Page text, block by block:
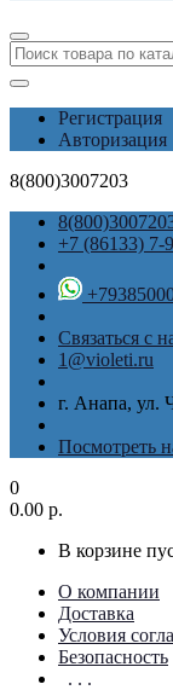
Регистрация
Авторизация
8(800)3007203
+7 (86133) 7-
Связаться с
1@violeti.ru
г. Анапа, ул.
Посмотреть
0
0.00 р.
В корзине
О компании
Доставка
Условия
Безопасность
. . .